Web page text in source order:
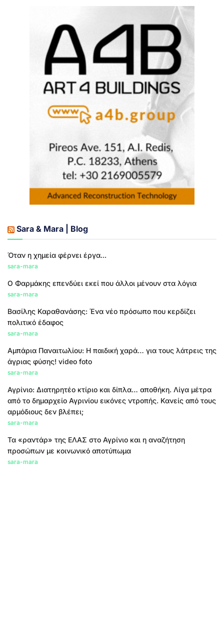
Sara & Mara | Blog
Όταν η χημεία φέρνει έργα...
sara-mara
Ο Φαρμάκης επενδύει εκεί που άλλοι μένουν στα λόγια
sara-mara
Βασίλης Καραθανάσης: Ένα νέο πρόσωπο που κερδίζει
πολιτικό έδαφος
sara-mara
Αμπάρια Παναιτωλίου: Η παιδική χαρά… για τους λάτρεις της
άγριας φύσης! video foto
sara-mara
Αγρίνιο: Διατηρητέο κτίριο και δίπλα… αποθήκη. Λίγα μέτρα
από το δημαρχείο Αγρινίου εικόνες ντροπής. Κανείς από τους
αρμόδιους δεν βλέπει;
sara-mara
Τα «ραντάρ» της ΕΛΑΣ στο Αγρίνιο και η αναζήτηση
προσώπων με κοινωνικό αποτύπωμα
sara-mara